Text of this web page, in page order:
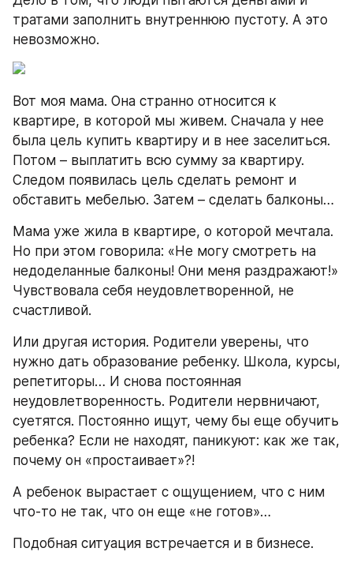
тратами заполнить внутреннюю пустоту. А это
невозможно.
Вот моя мама. Она странно относится к
квартире, в которой мы живем. Сначала у нее
была цель купить квартиру и в нее заселиться.
Потом – выплатить всю сумму за квартиру.
Следом появилась цель сделать ремонт и
обставить мебелью. Затем – сделать балконы…
Мама уже жила в квартире, о которой мечтала.
Но при этом говорила: «Не могу смотреть на
недоделанные балконы! Они меня раздражают!»
Чувствовала себя неудовлетворенной, не
счастливой.
Или другая история. Родители уверены, что
нужно дать образование ребенку. Школа, курсы,
репетиторы… И снова постоянная
неудовлетворенность. Родители нервничают,
суетятся. Постоянно ищут, чему бы еще обучить
ребенка? Если не находят, паникуют: как же так,
почему он «простаивает»?!
А ребенок вырастает с ощущением, что с ним
что-то не так, что он еще «не готов»…
Подобная ситуация встречается и в бизнесе.